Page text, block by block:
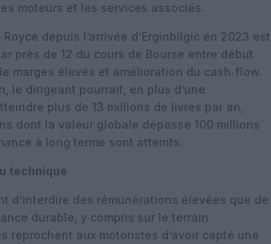
moteurs et les services associés.
depuis l’arrivée d’Erginbilgic en 2023 est
près de 12 du cours de Bourse entre début
marges élevés et amélioration du cash‑flow.
le dirigeant pourrait, en plus d’une
plus de 13 millions de livres par an,
dont la valeur globale dépasse 100 millions
à long terme sont atteints.
technique
d’interdire des rémunérations élevées que de
durable, y compris sur le terrain
reprochent aux motoristes d’avoir capté une